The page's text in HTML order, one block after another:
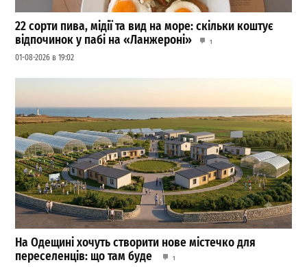
22 сорти пива, мідії та вид на море: скільки коштує
відпочинок у пабі на «Ланжероні»
1
01-08-2026 в 19:02
На Одещині хочуть створити нове містечко для
переселенців: що там буде
1